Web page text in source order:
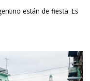
están de fiesta. Es